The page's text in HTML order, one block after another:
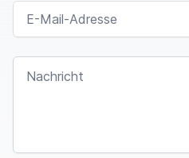
E-MAIL-ADRESSE
NACHRICHT